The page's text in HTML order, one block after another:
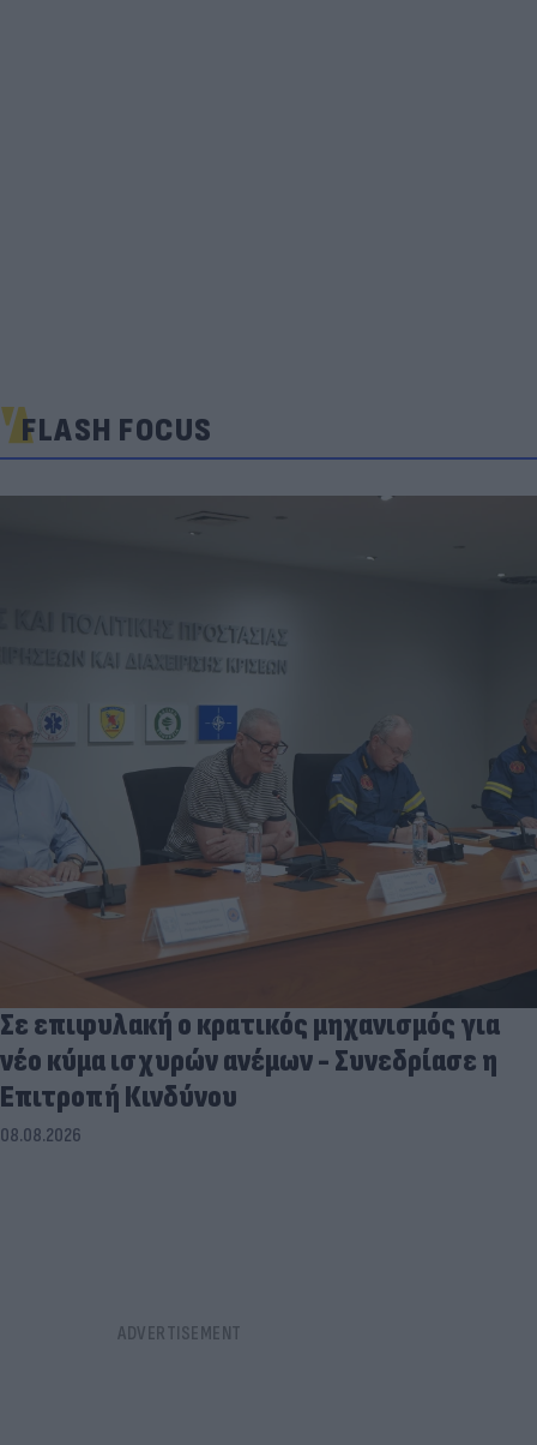
FLASH FOCUS
Σε επιφυλακή ο κρατικός μηχανισμός για
νέο κύμα ισχυρών ανέμων - Συνεδρίασε η
Επιτροπή Κινδύνου
08.08.2026